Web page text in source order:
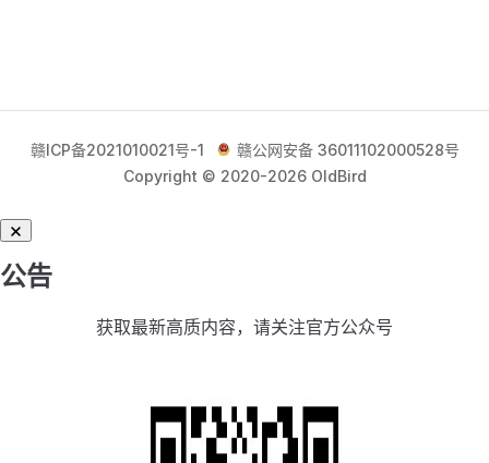
赣ICP备2021010021号-1
赣公网安备 36011102000528号
Copyright © 2020-2026 OldBird
公告
获取最新高质内容，请关注官方公众号